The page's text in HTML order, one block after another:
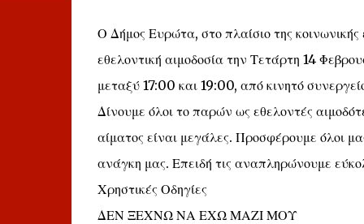
Ο Δήμος Ευρώτα, στο πλαίσιο της
εθελοντική αιμοδοσία την Τετάρτη 14
μεταξύ 17:00 και 19:00, από κινητό
Δίνουμε όλοι το παρών ως εθελοντές
αίματος είναι μεγάλες. Προσφέρουμε όλοι
ανάγκη μας. Επειδή τις αναπληρώνουμε
Χρηστικές Οδηγίες
ΔΕΝ ΞΕΧΝΩ ΝΑ ΕΧΩ ΜΑΖΙ ΜΟΥ